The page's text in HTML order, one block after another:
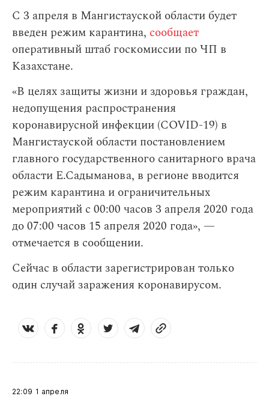
С 3 апреля в Мангистауской области будет
введен режим карантина, сообщает
оперативный штаб госкомиссии по ЧП в
Казахстане.
«В целях защиты жизни и здоровья граждан,
недопущения распространения
коронавирусной инфекции (COVID-19) в
Мангистауской области постановлением
главного государственного санитарного врача
области Е.Садыманова, в регионе вводится
режим карантина и ограничительных
мероприятий с 00:00 часов 3 апреля 2020 года
до 07:00 часов 15 апреля 2020 года», —
отмечается в сообщении.
Сейчас в области зарегистрирован только
один случай заражения коронавирусом.
22:09 1 апреля